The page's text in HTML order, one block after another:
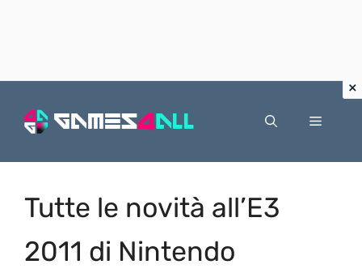
Menu
Tutte le novità all’E3
2011 di Nintendo